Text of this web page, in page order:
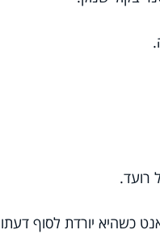
רועד.
כשהיא יורדת לסוף